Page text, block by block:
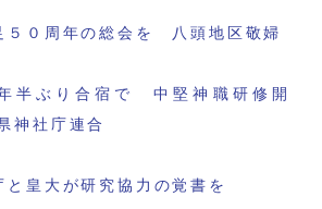
５０周年の総会を 八頭地区敬婦
半ぶり合宿で 中堅神職研修開
神社庁連合
と皇大が研究協力の覚書を